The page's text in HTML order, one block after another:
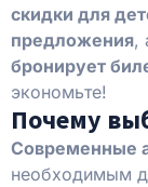
скидки для
предложения,
бронирует
экономьте!
Почему
Современные
необходимым